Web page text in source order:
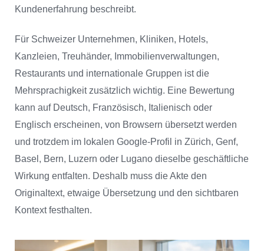
Kundenerfahrung beschreibt.
Für Schweizer Unternehmen, Kliniken, Hotels,
Kanzleien, Treuhänder, Immobilienverwaltungen,
Restaurants und internationale Gruppen ist die
Mehrsprachigkeit zusätzlich wichtig. Eine Bewertung
kann auf Deutsch, Französisch, Italienisch oder
Englisch erscheinen, von Browsern übersetzt werden
und trotzdem im lokalen Google-Profil in Zürich, Genf,
Basel, Bern, Luzern oder Lugano dieselbe geschäftliche
Wirkung entfalten. Deshalb muss die Akte den
Originaltext, etwaige Übersetzung und den sichtbaren
Kontext festhalten.